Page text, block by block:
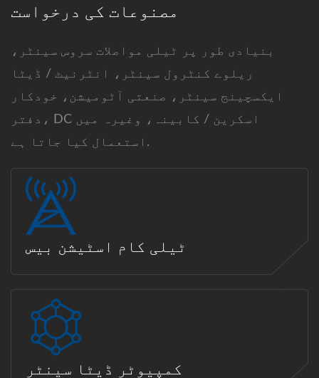
مصنوعات کی درخواست
بنیادی طور پر ٹیلی مواصلات سروس سینٹر،
ریلوے کنٹرول سینٹر، انٹرنیٹ / ڈیٹا
ایکسچینج سینٹر، صنعتی آٹومیشن، خودکار
دفتر، DC اسکرین / کابینہ، وغیرہ میں
استعمال کیا جاتا ہے.
ٹیلی کام اسٹیشن بیس
کمپیوٹر ڈیٹا سینٹر